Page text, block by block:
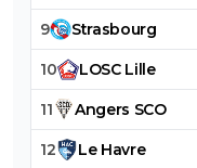
9 Strasbourg
10 LOSC Lille
11 Angers SCO
12 Le Havre